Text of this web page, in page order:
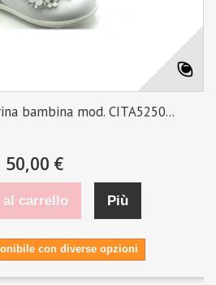
bambina mod. CITA5250...
50,00 €
carrello Più
con diverse opzioni